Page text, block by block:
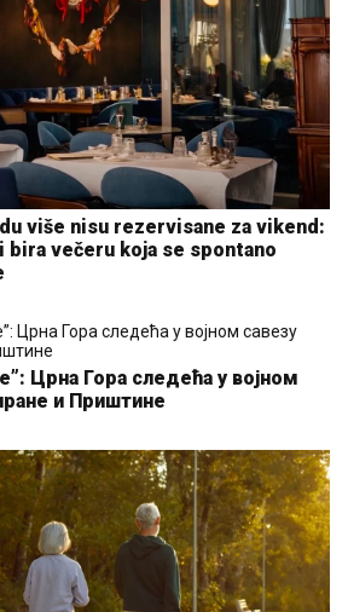
više nisu rezervisane za vikend:
bira večeru koja se spontano
Црна Гора следећа у војном
и Приштине